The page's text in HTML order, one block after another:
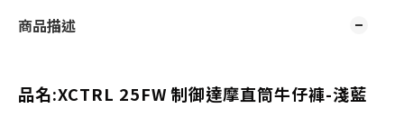
商品描述
品名:XCTRL 25FW 制御達摩直筒牛仔褲-淺藍